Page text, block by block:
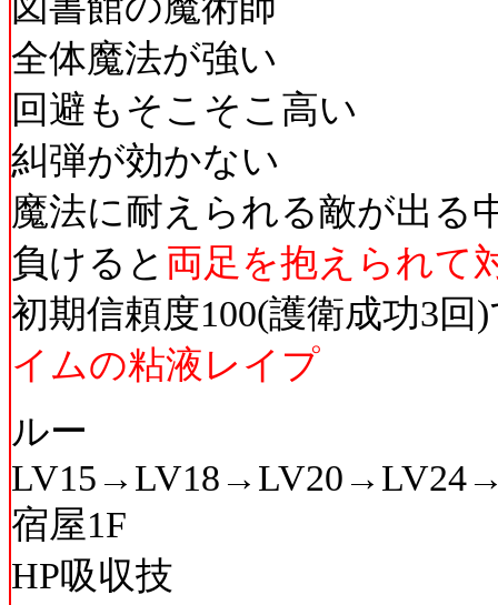
全体魔法が強い
回避もそこそこ高い
糾弾が効かない
魔法に耐えられる敵が出る
負けると 両足を抱えられて
初期信頼度100(護衛成功3回
イムの粘液レイプ
ルー
宿屋1F
HP吸収技